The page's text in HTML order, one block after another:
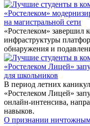
«Ростелеком»
на магистральной сети
«Ростелеком»
инфраструктуры
обнаружения и
«Ростелеком Лицей»
для школьников
В период летних
«Ростелеком Лицей»
онлайн-интенсива,
навыков.
О признании